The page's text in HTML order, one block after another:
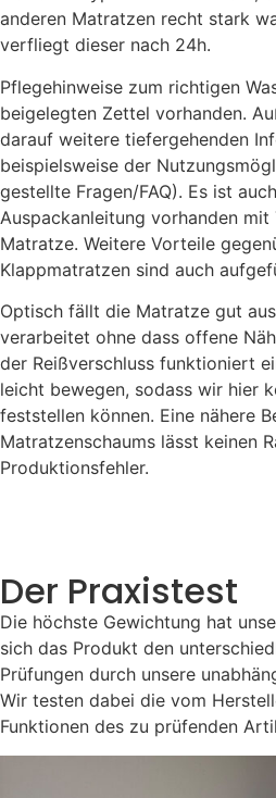
anderen Matratzen recht stark
verfliegt dieser nach 24h.
Pflegehinweise zum richtigen
beigelegten Zettel vorhanden.
darauf weitere tiefergehenden
beispielsweise der
gestellte Fragen/FAQ). Es ist
Auspackanleitung vorhanden
Matratze. Weitere Vorteile
Klappmatratzen sind auch
Optisch fällt die Matratze gut
verarbeitet ohne dass offene
der Reißverschluss funktioniert
leicht bewegen, sodass wir hier
feststellen können. Eine nähere
Matratzenschaums lässt keinen
Produktionsfehler.
Der Praxistest
Die höchste Gewichtung hat
sich das Produkt den
Prüfungen durch unsere
Wir testen dabei die vom
Funktionen des zu prüfenden